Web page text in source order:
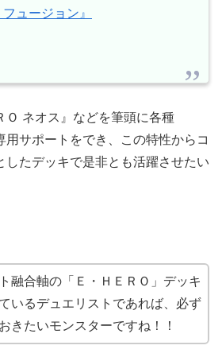
ュージョン』
Ｏ ネオス』などを筆頭に各種
用サポートをでき、この特性からコ
したデッキで是非とも活躍させたい
融合軸の「Ｅ・ＨＥＲＯ」デッキ
いるデュエリストであれば、必ず
きたいモンスターですね！！